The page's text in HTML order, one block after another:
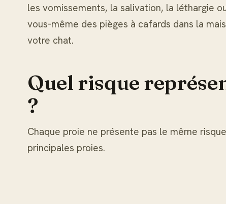
les vomissements, la salivation, la léthargie
vous-même des pièges à cafards dans la
votre chat.
Quel risque
?
Chaque proie ne présente pas le même
principales proies.